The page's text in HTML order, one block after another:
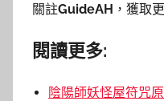
關註GuideAH ，獲取
閱讀更多:
陰陽師妖怪屋符咒